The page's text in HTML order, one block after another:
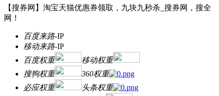
【搜券网】淘宝天猫优惠券领取，九块九秒杀_搜券网，搜全
网！
百度来路-IP
移动来路-IP
百度权重
移动权重
搜狗权重
360权重
必应权重
头条权重